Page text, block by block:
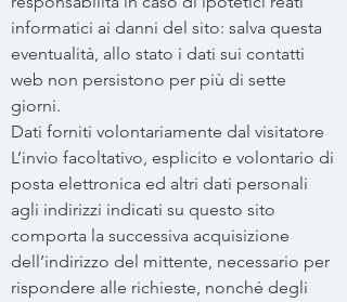
informatici ai danni del sito: salva questa
eventualità, allo stato i dati sui contatti
web non persistono per più di sette
giorni.
Dati forniti volontariamente dal visitatore
L’invio facoltativo, esplicito e volontario di
posta elettronica ed altri dati personali
agli indirizzi indicati su questo sito
comporta la successiva acquisizione
dell’indirizzo del mittente, necessario per
rispondere alle richieste, nonché degli